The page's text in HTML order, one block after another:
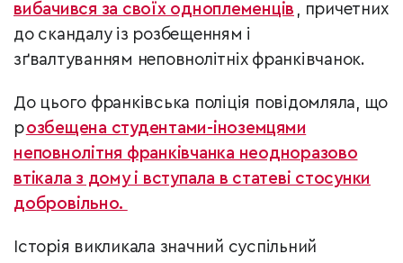
вибачився за своїх одноплеменців , причетних
до скандалу із розбещенням і
зґвалтуванням неповнолітніх франківчанок.
До цього франківська поліція повідомляла, що
розбещена студентами-іноземцями
неповнолітня франківчанка неодноразово
втікала з дому і вступала в статеві стосунки
добровільно.
Історія викликала значний суспільний